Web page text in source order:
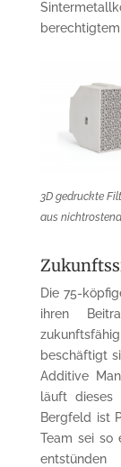
3D gedruckte
aus
Die 75-
ihren
beschäftigt
Additive
läuft dieses
Bergfeld ist
Team sei so